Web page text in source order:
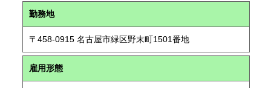
勤務地
〒458-0915 名古屋市緑区野末町1501番地
雇用形態